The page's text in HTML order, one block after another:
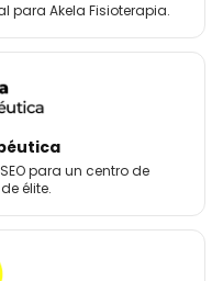
Akela Fisioterapia.
para un centro de
élite.